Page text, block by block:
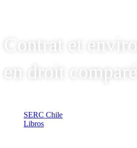
Contrat et
en droit comparé
SERC Chile
Libros